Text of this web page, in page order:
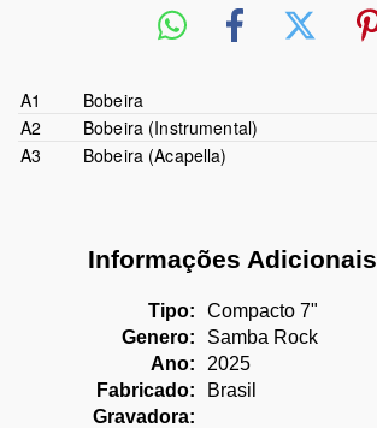
A1
Bobeira
A2
Bobeira (Instrumental)
A3
Bobeira (Acapella)
Informações Adicionais
Tipo:
Compacto 7"
Genero:
Samba Rock
Ano:
2025
Fabricado:
Brasil
Gravadora: